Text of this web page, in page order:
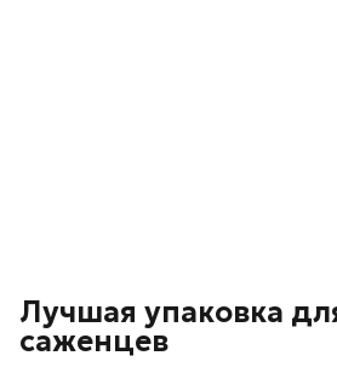
Лучшая упаковка
саженцев